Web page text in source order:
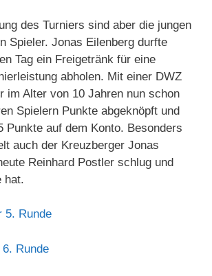
des Turniers sind aber die jungen
Spieler. Jonas Eilenberg durfte
Tag ein Freigetränk für eine
abholen. Mit einer DWZ
im Alter von 10 Jahren nun schon
Spielern Punkte abgeknöpft und
Punkte auf dem Konto. Besonders
auch der Kreuzberger Jonas
Reinhard Postler schlug und
hat.
5. Runde
Runde